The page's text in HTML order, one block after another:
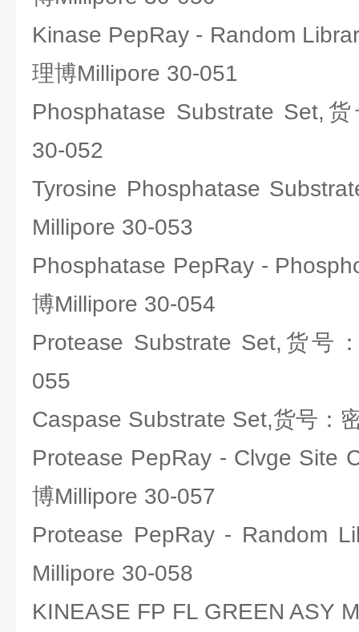
Kinase PepRay - Random
理博Millipore 30-051
Phosphatase Substrate Set,
30-052
Tyrosine Phosphatase
Millipore 30-053
Phosphatase PepRay -
博Millipore 30-054
Protease Substrate Set,货号
055
Caspase Substrate Set,货号：
Protease PepRay - Clvge Site
博Millipore 30-057
Protease PepRay - Random
Millipore 30-058
KINEASE FP FL GREEN ASY